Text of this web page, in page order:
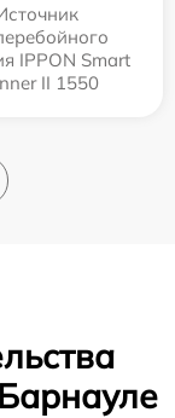
IPPON Smart
II 1550